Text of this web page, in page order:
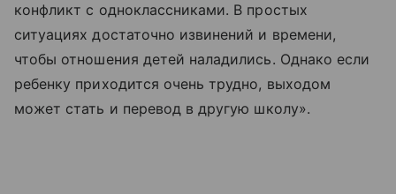
конфликт с одноклассниками. В простых
ситуациях достаточно извинений и времени,
чтобы отношения детей наладились. Однако если
ребенку приходится очень трудно, выходом
может стать и перевод в другую школу».